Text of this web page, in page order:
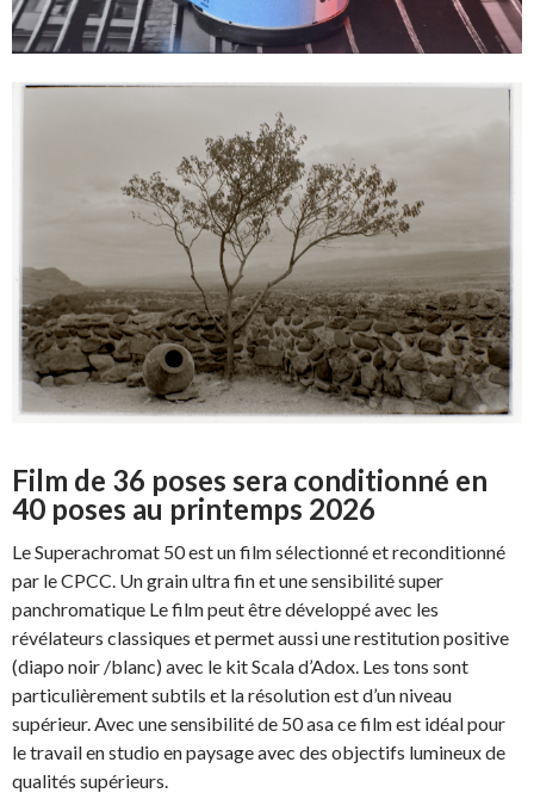
Film de 36 poses sera conditionné en
40 poses au printemps 2026
Le Superachromat 50 est un film sélectionné et reconditionné
par le CPCC. Un grain ultra fin et une sensibilité super
panchromatique Le film peut être développé avec les
révélateurs classiques et permet aussi une restitution positive
(diapo noir /blanc) avec le kit Scala d’Adox. Les tons sont
particulièrement subtils et la résolution est d’un niveau
supérieur. Avec une sensibilité de 50 asa ce film est idéal pour
le travail en studio en paysage avec des objectifs lumineux de
qualités supérieurs.